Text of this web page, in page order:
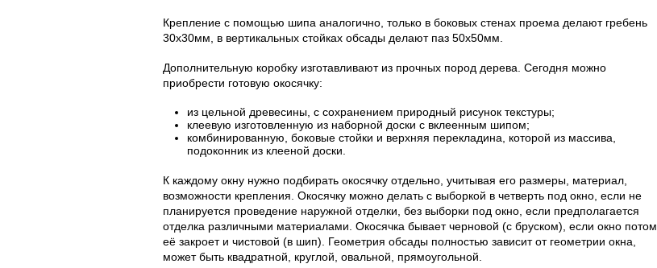
Крепление с помощью шипа аналогично, только в боковых стенах проема делают гребень
30х30мм, в вертикальных стойках обсады делают паз 50х50мм.
Дополнительную коробку изготавливают из прочных пород дерева. Сегодня можно
приобрести готовую окосячку:
из цельной древесины, с сохранением природный рисунок текстуры;
клеевую изготовленную из наборной доски с вклеенным шипом;
комбинированную, боковые стойки и верхняя перекладина, которой из массива,
подоконник из клееной доски.
К каждому окну нужно подбирать окосячку отдельно, учитывая его размеры, материал,
возможности крепления. Окосячку можно делать с выборкой в четверть под окно, если не
планируется проведение наружной отделки, без выборки под окно, если предполагается
отделка различными материалами. Окосячка бывает черновой (с бруском), если окно потом
её закроет и чистовой (в шип). Геометрия обсады полностью зависит от геометрии окна,
может быть квадратной, круглой, овальной, прямоугольной.